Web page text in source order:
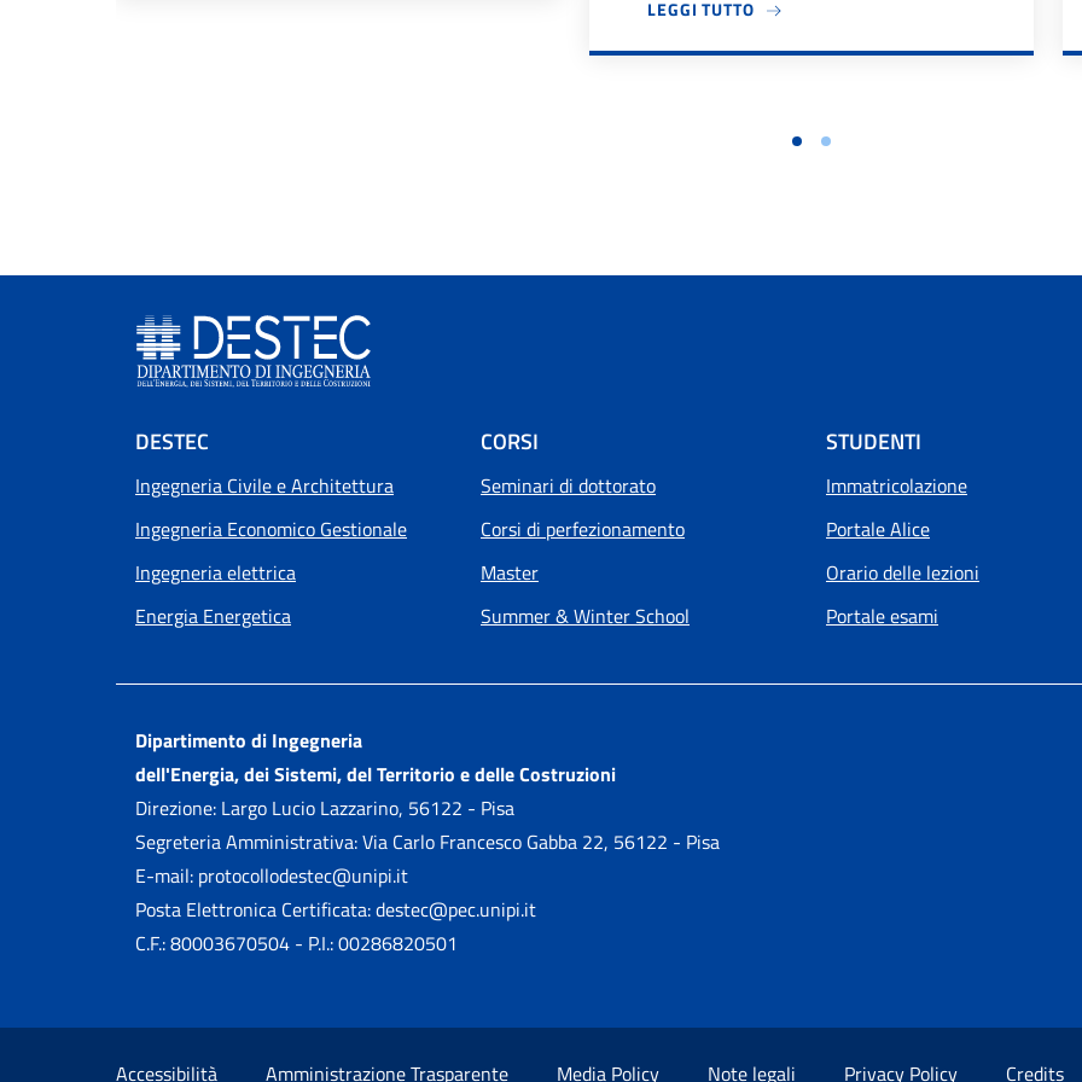
LEGGI TUTTOA PROPOSITO DI IL DIPARTIMENTO
Footer menu
DESTEC
Ingegneria Civile e Architettura
Ingegneria Economico Gestionale
Ingegneria elettrica
Energia Energetica
CORSI
Seminari di dottorato
Corsi di perfezionamento
Master
Summer & Winter School
STUDENTI
Immatricolazione
Portale Alice
Orario delle lezioni
Portale esami
Dipartimento di Ingegneria
dell'Energia, dei Sistemi, del Territorio e delle Costruzioni
Direzione: Largo Lucio Lazzarino, 56122 - Pisa
Segreteria Amministrativa: Via Carlo Francesco Gabba 22, 56122 - Pisa
E-mail: protocollodestec@unipi.it
Posta Elettronica Certificata: destec@pec.unipi.it
C.F.: 80003670504 - P.I.: 00286820501
Small prints
Sezione Link utili
Accessibilità Amministrazione Trasparente Media Policy Note legali Privacy Policy Credits